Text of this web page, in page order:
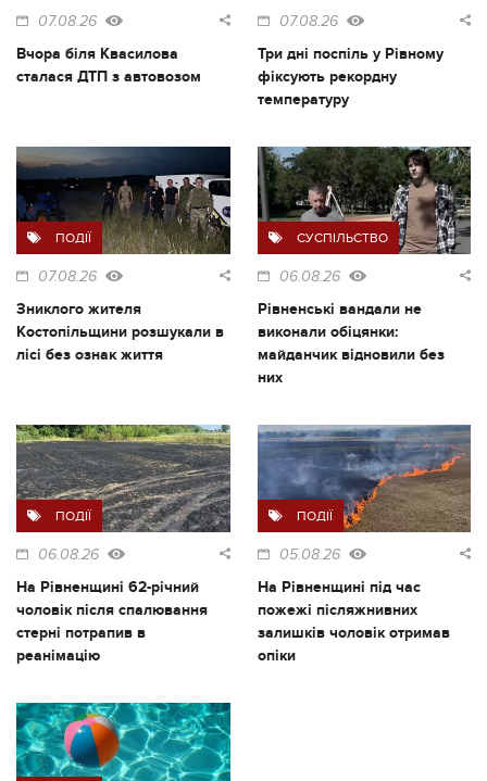
07.08.26
Вчора біля Квасилова
сталася ДТП з автовозом
07.08.26
Три дні поспіль у Рівному
фіксують рекордну
температуру
ПОДІЇ
07.08.26
Зниклого жителя
Костопільщини розшукали в
лісі без ознак життя
СУСПІЛЬСТВО
06.08.26
Рівненські вандали не
виконали обіцянки:
майданчик відновили без
них
ПОДІЇ
06.08.26
На Рівненщині 62-річний
чоловік після спалювання
стерні потрапив в
реанімацію
ПОДІЇ
05.08.26
На Рівненщині під час
пожежі післяжнивних
залишків чоловік отримав
опіки